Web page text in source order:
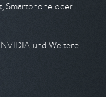
Smartphone oder
und Weitere.